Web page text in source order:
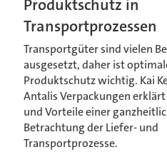
Produktschutz in
Transportprozessen
Transportgüter sind vielen
ausgesetzt, daher ist
Produktschutz wichtig. Kai
Antalis Verpackungen
und Vorteile einer
Betrachtung der Liefer- und
Transportprozesse.